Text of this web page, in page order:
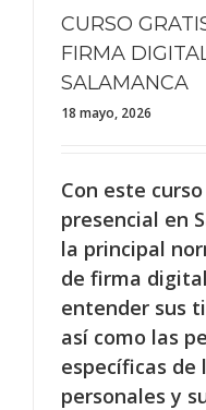
CURSO
FIRMA
SALAMANCA
18 mayo, 2026
Con este
presencial en
la principal
de firma
entender sus
así como las
específicas de
personales y